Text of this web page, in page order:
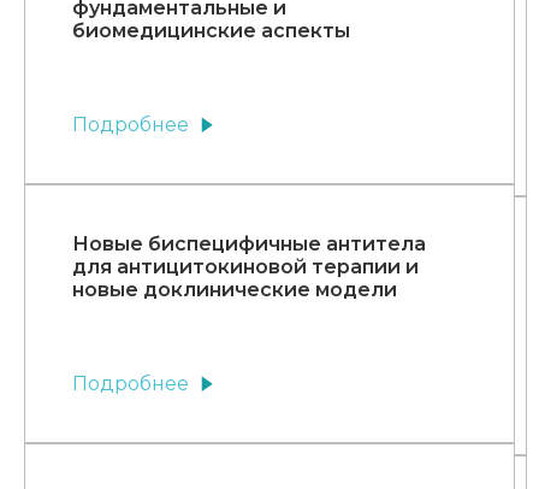
фундаментальные и
биомедицинские аспекты
Подробнее
Новые биспецифичные антитела
для антицитокиновой терапии и
новые доклинические модели
Подробнее